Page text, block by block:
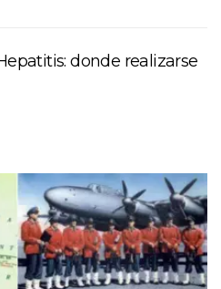
donde realizarse